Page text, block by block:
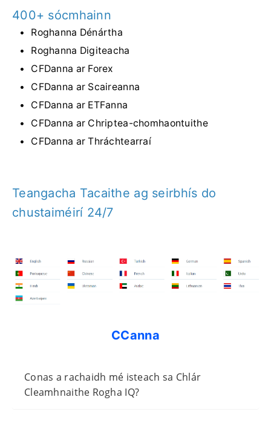
400+ sócmhainn
Roghanna Dénártha
Roghanna Digiteacha
CFDanna ar Forex
CFDanna ar Scaireanna
CFDanna ar ETFanna
CFDanna ar Chriptea-chomhaontuithe
CFDanna ar Thráchtearraí
Teangacha Tacaithe ag seirbhís do
chustaiméirí 24/7
CCanna
Conas a rachaidh mé isteach sa Chlár
Cleamhnaithe Rogha IQ?